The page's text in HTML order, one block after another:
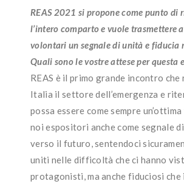
REAS 2021 si propone come punto di
l’intero comparto e vuole trasmettere
volontari un segnale di unità e fiducia
Quali sono le vostre attese per questa
REAS è il primo grande incontro che
Italia il settore dell’emergenza e
possa essere come sempre
noi espositori anche come segnale
verso il futuro, sentendoci
uniti nelle difficoltà che ci hanno
protagonisti, ma anche fiduciosi che